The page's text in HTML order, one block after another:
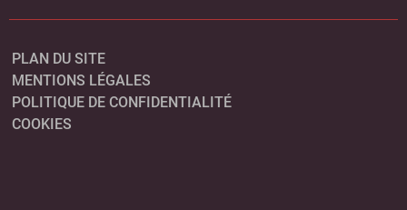
PLAN DU SITE
MENTIONS LÉGALES
POLITIQUE DE CONFIDENTIALITÉ
COOKIES